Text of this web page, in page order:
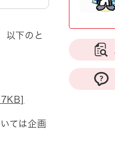
以下のと
ては企画